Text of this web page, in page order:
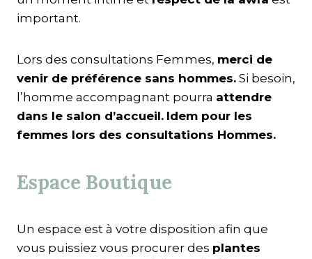
important.
Lors des consultations Femmes, merci de
venir de préférence sans hommes. Si besoin,
l’homme accompagnant pourra attendre
dans le salon d’accueil. Idem pour les
femmes lors des consultations Hommes.
Espace Boutique
Un espace est à votre disposition afin que
vous puissiez vous procurer des plantes